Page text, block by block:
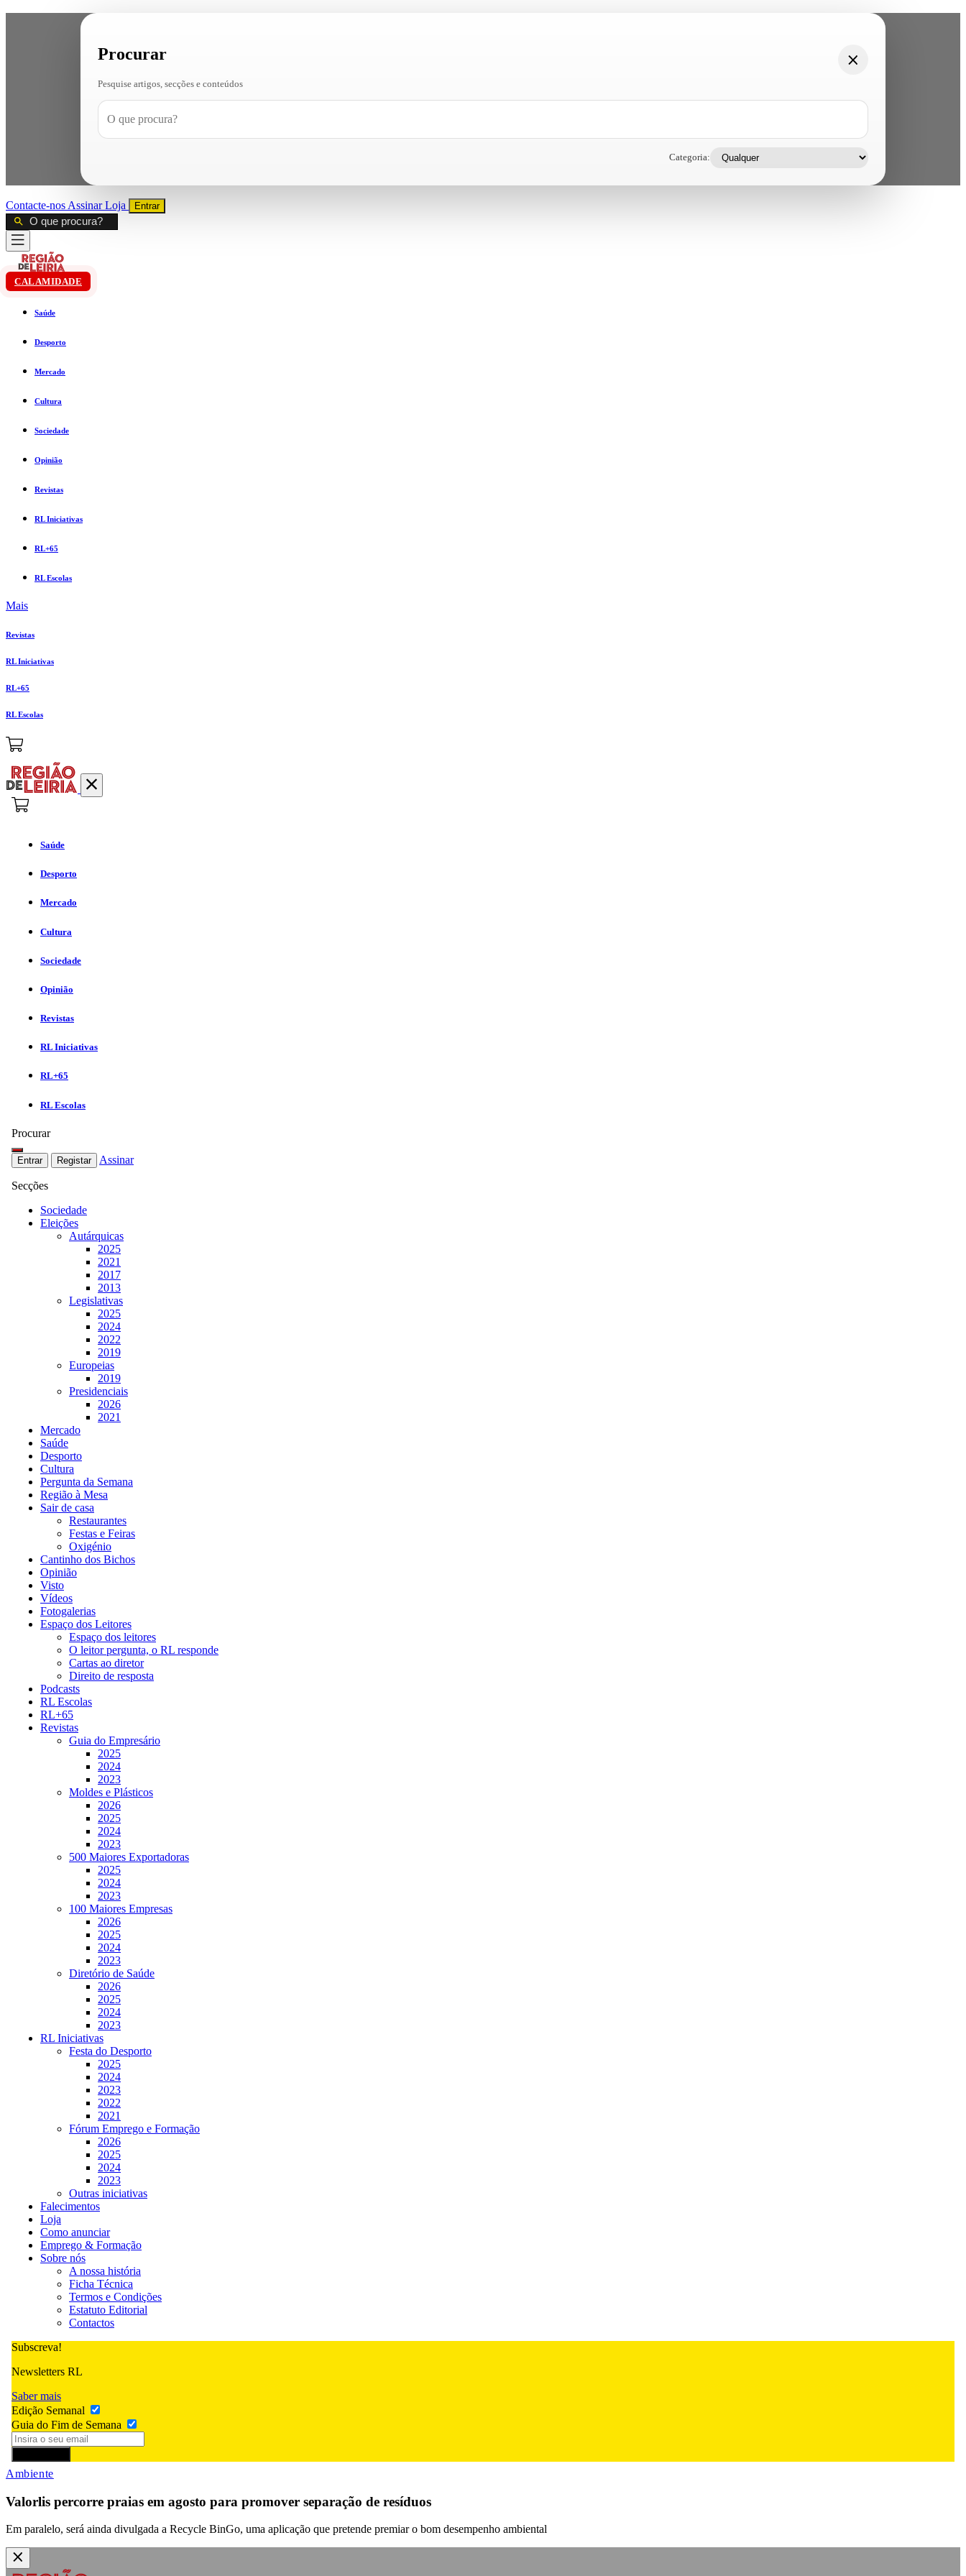
Procurar
Pesquise artigos, secções e conteúdos
Categoria:
Contacte-nos AssinarLoja Entrar
CALAMIDADE
Saúde
Desporto
Mercado
Cultura
Sociedade
Opinião
Revistas
RL Iniciativas
RL+65
RL Escolas
Mais
Revistas
RL Iniciativas
RL+65
RL Escolas
Saúde
Desporto
Mercado
Cultura
Sociedade
Opinião
Revistas
RL Iniciativas
RL+65
RL Escolas
Procurar
Entrar Registar Assinar
Secções
Sociedade
Eleições
Autárquicas
2025
2021
2017
2013
Legislativas
2025
2024
2022
2019
Europeias
2019
Presidenciais
2026
2021
Mercado
Saúde
Desporto
Cultura
Pergunta da Semana
Região à Mesa
Sair de casa
Restaurantes
Festas e Feiras
Oxigénio
Cantinho dos Bichos
Opinião
Visto
Vídeos
Fotogalerias
Espaço dos Leitores
Espaço dos leitores
O leitor pergunta, o RL responde
Cartas ao diretor
Direito de resposta
Podcasts
RL Escolas
RL+65
Revistas
Guia do Empresário
2025
2024
2023
Moldes e Plásticos
2026
2025
2024
2023
500 Maiores Exportadoras
2025
2024
2023
100 Maiores Empresas
2026
2025
2024
2023
Diretório de Saúde
2026
2025
2024
2023
RL Iniciativas
Festa do Desporto
2025
2024
2023
2022
2021
Fórum Emprego e Formação
2026
2025
2024
2023
Outras iniciativas
Falecimentos
Loja
Como anunciar
Emprego & Formação
Sobre nós
A nossa história
Ficha Técnica
Termos e Condições
Estatuto Editorial
Contactos
Subscreva!
Newsletters RL
Saber mais
Edição Semanal
Guia do Fim de Semana
Ambiente
Valorlis percorre praias em agosto para promover separação de resíduos
Em paralelo, será ainda divulgada a Recycle BinGo, uma aplicação que pretende premiar o bom desempenho ambiental